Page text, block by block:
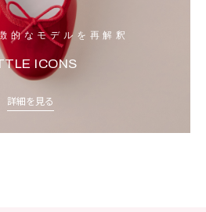
的なモデルを再解釈
ICONS
詳細を見る